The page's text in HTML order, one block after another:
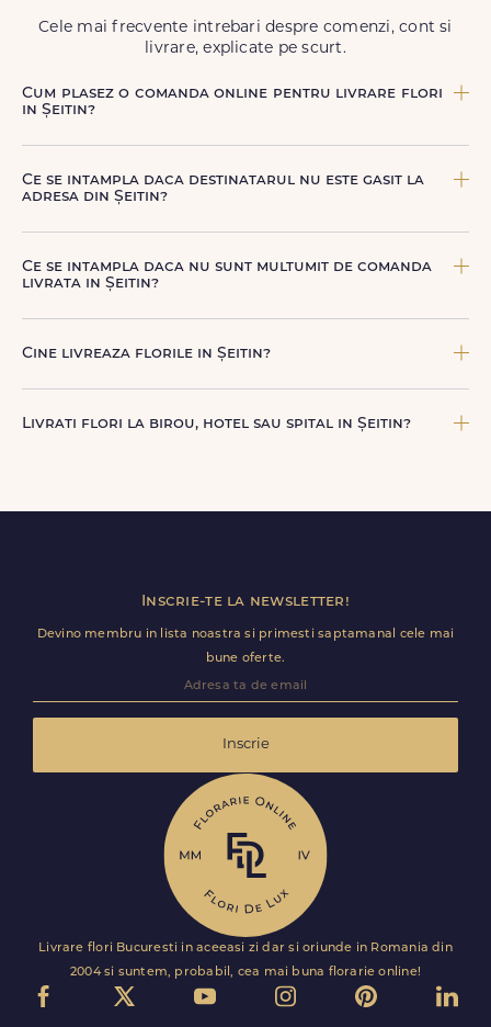
Cele mai frecvente intrebari despre comenzi, cont si
livrare, explicate pe scurt.
Cum plasez o comanda online pentru livrare flori
in Șeitin?
produsul dorit, data si intervalul de livrare si adresa din
Șeitin. sau poti plasa comanda telefonic, la nr. +40 722 394
Ce se intampla daca destinatarul nu este gasit la
adresa din Șeitin?
numarul de telefon oferit. Daca nu poate preda comanda,
te contactam pentru o solutie rapida (reprogramare sau
Ce se intampla daca nu sunt multumit de comanda
livrata in Șeitin?
astfel incat poti comanda fara griji.
Cine livreaza florile in Șeitin?
parteneri de incredere, pentru a asigura manipulare
Livrati flori la birou, hotel sau spital in Șeitin?
utile (nume receptie, etaj, salon) ca livrarea sa decurga
Inscrie-te la newsletter!
Devino membru in lista noastra si primesti saptamanal cele mai
bune oferte.
Inscrie
Livrare flori Bucuresti in aceeasi zi dar si oriunde in Romania din
2004 si suntem, probabil, cea mai buna florarie online!